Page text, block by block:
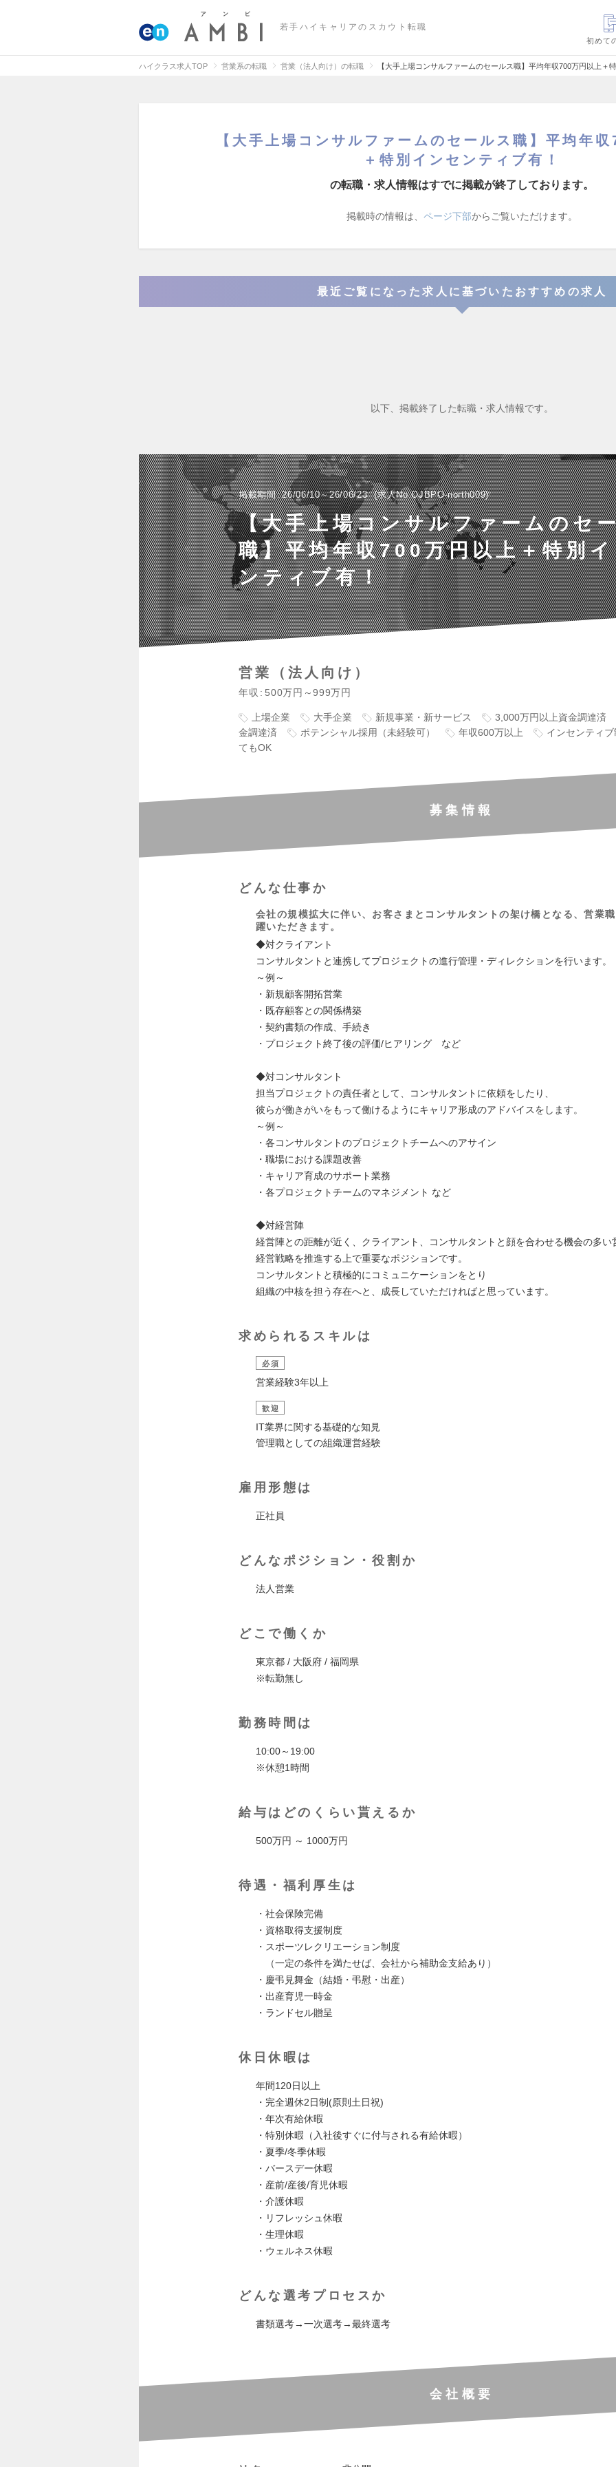
若手ハイキャリアのスカウト転職
初めて
ハイクラス求人TOP 営業系の転職 営業（法人向け）の転職 【大手上場コンサルファームのセールス職】平均年収700万円以上＋
【大手上場コンサルファームのセールス職】平均年
＋特別インセンティブ有！
の転職・求人情報はすでに掲載が終了しております。
掲載時の情報は、 ページ下部からご覧いただけます。
最近ご覧になった求人に基づいたおすすめの求人
以下、掲載終了した転職・求人情報です。
掲載期間 26/06/10～26/06/23 求人No.OJBPO-north009
【大手上場コンサルファームのセ
職】平均年収700万円以上＋特別
ンティブ有！
営業（法人向け）
年収 500万円～999万円
上場企業 大手企業 新規事業・新サービス
3,000万円以上資金調達済
金調達済
ポテンシャル採用（未経験可） 年収600万以上
インセンティ
てもOK
募集情報
どんな仕事か
会社の規模拡大に伴い、お客さまとコンサルタントの架け橋となる、営業
躍いただきます。
◆対クライアント
コンサルタントと連携してプロジェクトの進行管理・ディレクションを行います。
～例～
・新規顧客開拓営業
・既存顧客との関係構築
・契約書類の作成、手続き
・プロジェクト終了後の評価/ヒアリング など
◆対コンサルタント
担当プロジェクトの責任者として、コンサルタントに依頼をしたり、
彼らが働きがいをもって働けるようにキャリア形成のアドバイスをします。
～例～
・各コンサルタントのプロジェクトチームへのアサイン
・職場における課題改善
・キャリア育成のサポート業務
・各プロジェクトチームのマネジメント など
◆対経営陣
経営陣との距離が近く、クライアント、コンサルタントと顔を合わせる機会の多い
経営戦略を推進する上で重要なポジションです。
コンサルタントと積極的にコミュニケーションをとり
組織の中核を担う存在へと、成長していただければと思っています。
求められるスキルは
必須
営業経験3年以上
歓迎
IT業界に関する基礎的な知見
管理職としての組織運営経験
雇用形態は
正社員
どんなポジション・役割か
法人営業
どこで働くか
東京都 / 大阪府 / 福岡県
※転勤無し
勤務時間は
10:00～19:00
※休憩1時間
給与はどのくらい貰えるか
500万円 ～ 1000万円
待遇・福利厚生は
・社会保険完備
・資格取得支援制度
・スポーツレクリエーション制度
（一定の条件を満たせば、会社から補助金支給あり）
・慶弔見舞金（結婚・弔慰・出産）
・出産育児一時金
・ランドセル贈呈
休日休暇は
年間120日以上
・完全週休2日制(原則土日祝)
・年次有給休暇
・特別休暇（入社後すぐに付与される有給休暇）
・夏季/冬季休暇
・バースデー休暇
・産前/産後/育児休暇
・介護休暇
・リフレッシュ休暇
・生理休暇
・ウェルネス休暇
どんな選考プロセスか
書類選考→一次選考→最終選考
会社概要